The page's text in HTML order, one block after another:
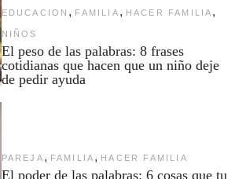
EDUCACION , FAMILIA , HACER FAMILIA ,
NIÑOS
El peso de las palabras: 8 frases
cotidianas que hacen que un niño deje
de pedir ayuda
PAREJA , FAMILIA , HACER FAMILIA
El poder de las palabras: 6 cosas que tu